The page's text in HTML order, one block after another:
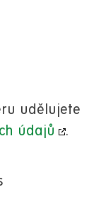
udělujete
údajů
.